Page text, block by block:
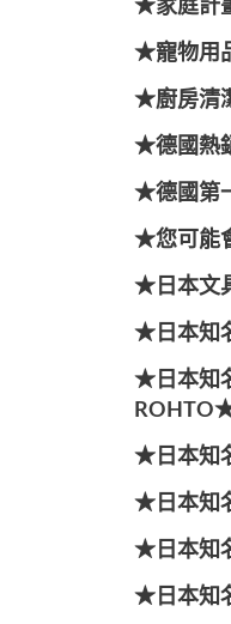
★家庭計
★寵物用
★廚房清
★德國熱
★德國第
★您可能
★日本文
★日本知
★日本知
★日本知
★日本知
★日本知
★日本知